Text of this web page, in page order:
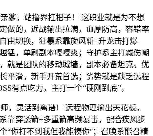
爹，站撸界扛把子！ 这职业就是为不想
做的，近战输出拉满，血厚防高，容错率
由切换，狂暴系靠旋风斩+升龙击打爆
猛，单刷副本嘎嘎爽；守护系主打减伤嘲
就是团队的移动城墙，副本必备坦克。优
平滑，新手开荒首选；劣势就是缺乏远程
有点吃力，主打一个“硬刚到底”。
，灵活到离谱！ 远程物理输出天花板，
靠穿透箭+多重箭高频暴击，配合疾风步
“你打不到我但我能揍你”；召唤系能召精